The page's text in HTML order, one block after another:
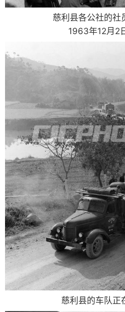
慈利县各公社的社
1963年12月2
慈利县的车队正